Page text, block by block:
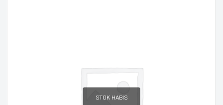
STOK HABIS